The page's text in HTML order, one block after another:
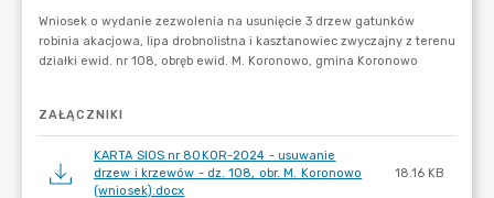
ZAŁĄCZNIKI
KARTA SIOS nr 80KOR-2024 - usuwanie
drzew i krzewów - dz. 108, obr. M. Koronowo
(wniosek).docx
18.16 KB